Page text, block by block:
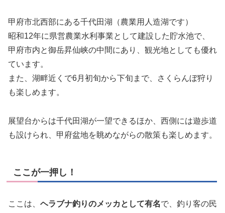
甲府市北西部にある千代田湖（農業用人造湖です）
昭和12年に県営農業水利事業として建設した貯水池で、
甲府市内と御岳昇仙峡の中間にあり、観光地としても優れ
ています。
また、湖畔近くで6月初旬から下旬まで、さくらんぼ狩り
も楽しめます。
展望台からは千代田湖が一望できるほか、西側には遊歩道
も設けられ、甲府盆地を眺めながらの散策も楽しめます。
ここが一押し！
ここは、 ヘラブナ釣りのメッカとして有名で、釣り客の民